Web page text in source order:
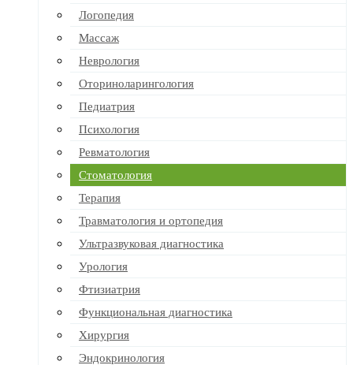
Логопедия
Массаж
Неврология
Оториноларингология
Педиатрия
Психология
Ревматология
Стоматология
Терапия
Травматология и ортопедия
Ультразвуковая диагностика
Урология
Фтизиатрия
Функциональная диагностика
Хирургия
Эндокринология